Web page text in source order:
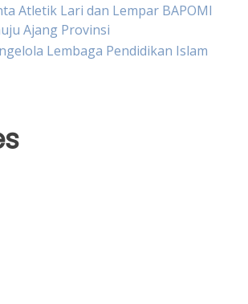
Atletik Lari dan Lempar BAPOMI
Ajang Provinsi
Lembaga Pendidikan Islam